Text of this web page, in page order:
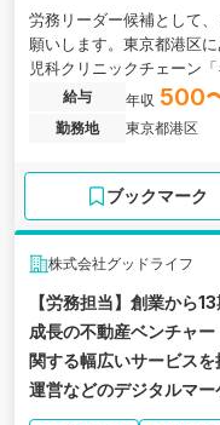
労務リーダー候補として
願いします。東京都港区
児科クリニックチェーン
び関西圏で展開している
給与 年収 500
勤務地
東京都港区
ブックマーク
株式会社グッドライフ
【労務担当】創業から
成長の不動産ベンチャ
関する幅広いサービス
運営などのデジタルマ